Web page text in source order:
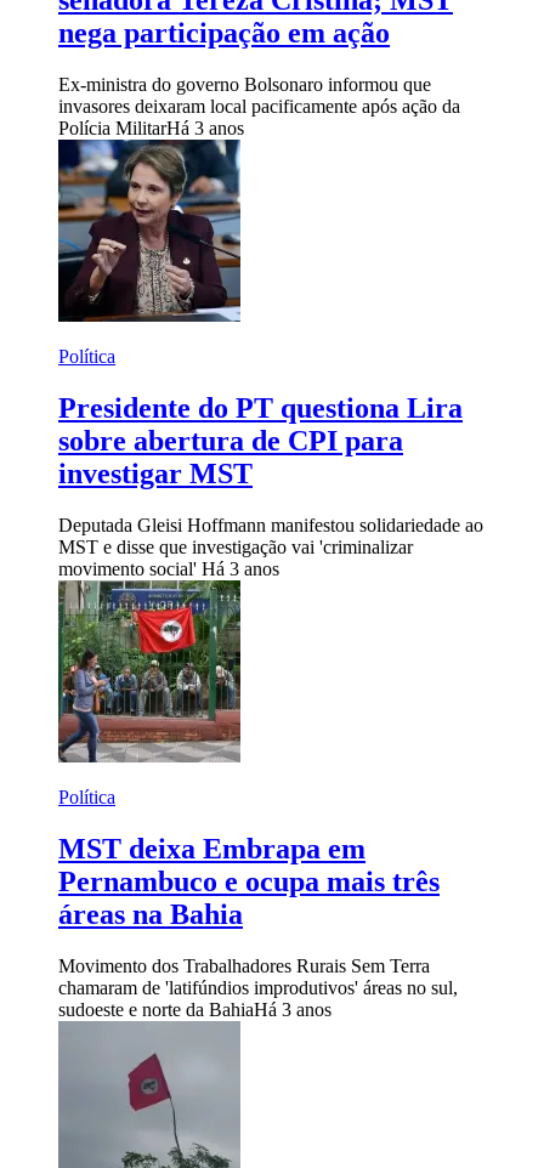
nega participação em ação
Ex-ministra do governo Bolsonaro informou que
invasores deixaram local pacificamente após ação da
Polícia MilitarHá 3 anos
Política
Presidente do PT questiona Lira
sobre abertura de CPI para
investigar MST
Deputada Gleisi Hoffmann manifestou solidariedade ao
MST e disse que investigação vai 'criminalizar
movimento social' Há 3 anos
Política
MST deixa Embrapa em
Pernambuco e ocupa mais três
áreas na Bahia
Movimento dos Trabalhadores Rurais Sem Terra
chamaram de 'latifúndios improdutivos' áreas no sul,
sudoeste e norte da BahiaHá 3 anos